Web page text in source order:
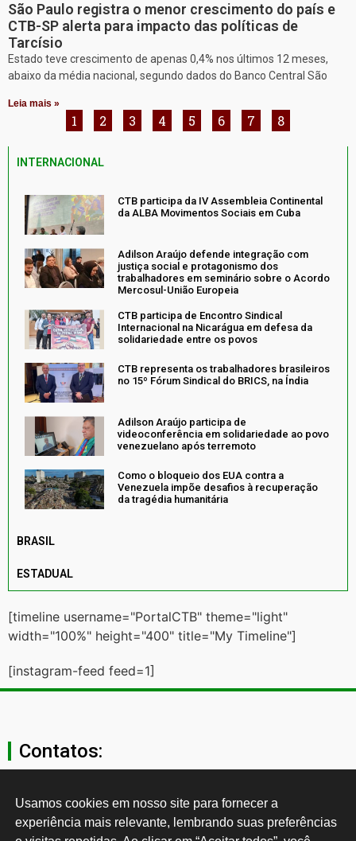
São Paulo registra o menor crescimento do país e
CTB-SP alerta para impacto das políticas de
Tarcísio
Estado teve crescimento de apenas 0,4% nos últimos 12 meses,
abaixo da média nacional, segundo dados do Banco Central São
Leia mais »
1 2 3 4 5 6 7 8
INTERNACIONAL
CTB participa da IV Assembleia Continental
da ALBA Movimentos Sociais em Cuba
Adilson Araújo defende integração com
justiça social e protagonismo dos
trabalhadores em seminário sobre o Acordo
Mercosul-União Europeia
CTB participa de Encontro Sindical
Internacional na Nicarágua em defesa da
solidariedade entre os povos
CTB representa os trabalhadores brasileiros
no 15º Fórum Sindical do BRICS, na Índia
Adilson Araújo participa de
videoconferência em solidariedade ao povo
venezuelano após terremoto
Como o bloqueio dos EUA contra a
Venezuela impõe desafios à recuperação
da tragédia humanitária
BRASIL
ESTADUAL
[timeline username="PortalCTB" theme="light"
width="100%" height="400" title="My Timeline"]
[instagram-feed feed=1]
Contatos:
secgeral@ctb.org.br
11 3874-0040
Usamos cookies em nosso site para fornecer a
experiência mais relevante, lembrando suas preferências